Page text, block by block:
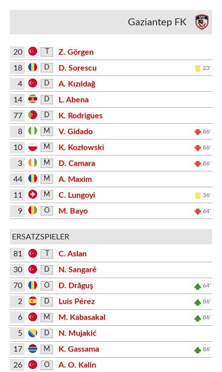
Gaziantep FK
20
Z. Görgen
18
D D. Sorescu 23'
4 D
A. Kızıldağ
14
D
L. Abena
77
D
K. Rodrigues
8
M V. Gidado 86'
10 M K. Kozłowski 86'
3 M D. Camara 86'
44 M
A. Maxim
11
M C. Lungoyi 36'
9 O M. Bayo 64'
ERSATZSPIELER
81
C. Aslan
30
D
N. Sangaré
70
O D. Drăguş 64'
2 D Luis Pérez 86'
6 M M. Kabasakal 86'
5 D
N. Mujakić
17
M K. Gassama 86'
26 O A. O. Kalin